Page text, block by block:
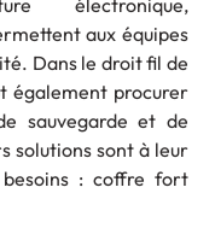
électronique,
aux équipes
Dans le droit fil de
également procurer
sauvegarde et de
solutions sont à leur
: coffre fort